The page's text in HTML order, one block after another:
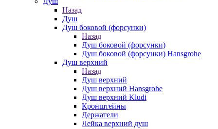
Назад
Душ
Душ боковой (форсунки)
Назад
Душ боковой (форсунки)
Душ боковой (форсунки) Hansgrohe
Душ верхний
Назад
Душ верхний
Душ верхний Hansgrohe
Душ верхний Kludi
Кронштейны
Держатели
Лейка верхний душ